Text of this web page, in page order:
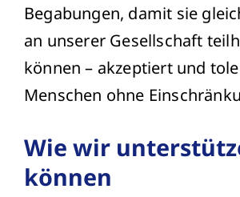
Begabungen, damit sie
an unserer Gesellschaft
können – akzeptiert und
Menschen ohne
Wie wir
können